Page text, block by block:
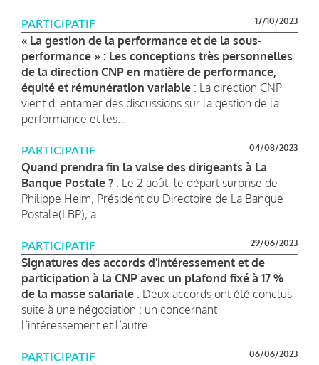
PARTICIPATIF 17/10/2023
« La gestion de la performance et de la sous-
performance » : Les conceptions très personnelles
de la direction CNP en matière de performance,
équité et rémunération variable : La direction CNP
vient d' entamer des discussions sur la gestion de la
performance et les...
PARTICIPATIF 04/08/2023
Quand prendra fin la valse des dirigeants à La
Banque Postale ? : Le 2 août, le départ surprise de
Philippe Heim, Président du Directoire de La Banque
Postale(LBP), a...
PARTICIPATIF 29/06/2023
Signatures des accords d'intéressement et de
participation à la CNP avec un plafond fixé à 17 %
de la masse salariale : Deux accords ont été conclus
suite à une négociation : un concernant
l’intéressement et l’autre...
PARTICIPATIF 06/06/2023